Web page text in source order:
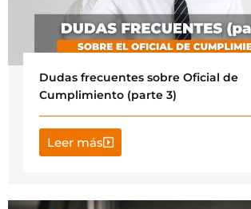
Dudas frecuentes sobre Oficial de
Cumplimiento (parte 3)
Leer más